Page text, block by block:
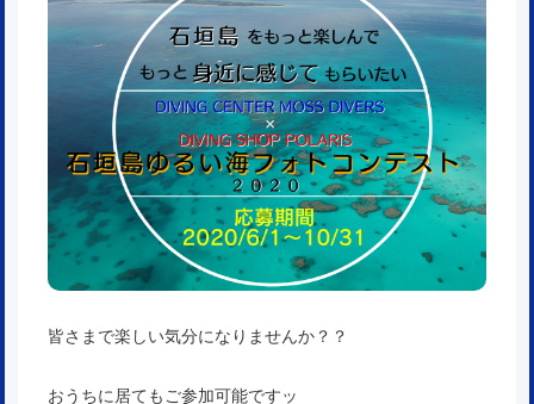
皆さまで楽しい気分になりませんか？？
おうちに居てもご参加可能ですッ